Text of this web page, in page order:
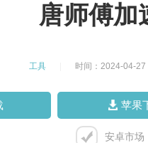
唐师傅加
工具 时间：2024-04-27
苹果
安卓市场